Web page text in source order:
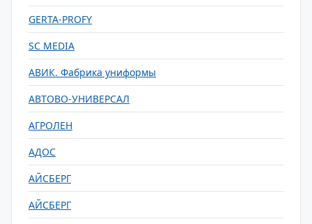
GERTA-PROFY
SC MEDIA
АВИК. Фабрика униформы
АВТОВО-УНИВЕРСАЛ
АГРОЛЕН
АДОС
АЙСБЕРГ
АЙСБЕРГ